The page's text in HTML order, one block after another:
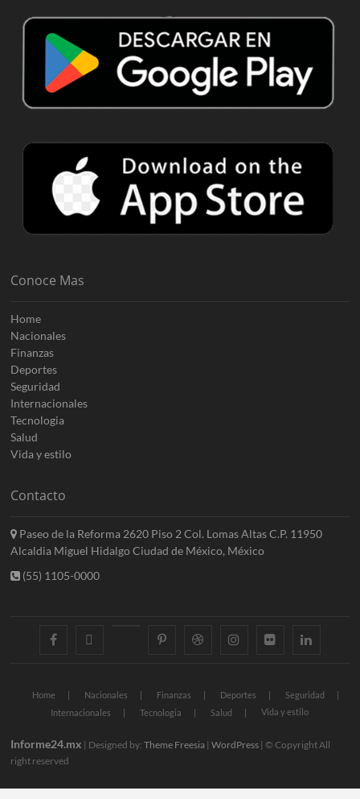
Conoce Mas
Home
Nacionales
Finanzas
Deportes
Seguridad
Internacionales
Tecnologia
Salud
Vida y estilo
Contacto
Paseo de la Reforma 2620 Piso 2 Col. Lomas Altas C.P. 11950
Alcaldia Miguel Hidalgo Ciudad de México, México
(55) 1105-0000
facebook googlepluspinterestdribbble instagramflickr linkedin
Home Nacionales Finanzas Deportes
Seguridad
Internacionales
Tecnologia Salud Vida y estilo
Informe24.mx | Designed by:Theme Freesia |WordPress | © Copyright All
right reserved